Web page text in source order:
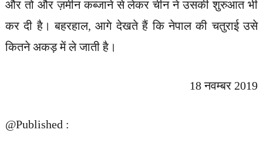
और तो और ज़मीन कब्जाने से लेकर चीन ने उसकी शुरुआत भी
कर दी है। बहरहाल, आगे देखते हैं कि नेपाल की चतुराई उसे
कितने अकड़ में ले जाती है।
18 नवम्बर 2019
@Published :